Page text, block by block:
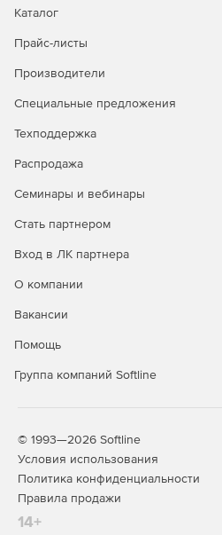
вирусов, червей,
Защита интернет-активности
Система предотвращения
электронной почты.
Каталог
Прайс-листы
Производители
Специальные предложения
Техподдержка
Распродажа
Семинары и вебинары
Стать партнером
Вход в ЛК партнера
О компании
Вакансии
Помощь
Группа компаний Softline
© 1993—2026 Softline
Условия использования
Политика конфиденциальности
Правила продажи
14+